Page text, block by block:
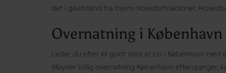
det i gåafstand fra byens hovedattraktioner,
Overnatning i
Leder du efter et godt sted at bo i København med
tilbyder billig overnatning København efterspørger,